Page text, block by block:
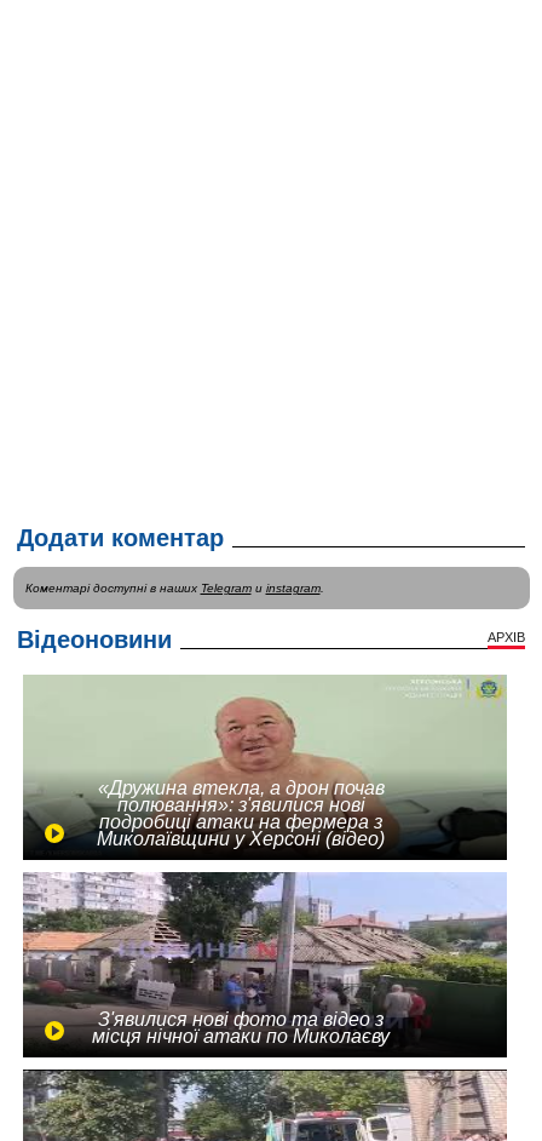
Додати коментар
Коментарі доступні в наших Telegramи instagram.
Відеоновини АРХІВ
«Дружина втекла, а дрон почав
полювання»: з'явилися нові
подробиці атаки на фермера з
Миколаївщини у Херсоні (відео)
З'явилися нові фото та відео з
місця нічної атаки по Миколаєву